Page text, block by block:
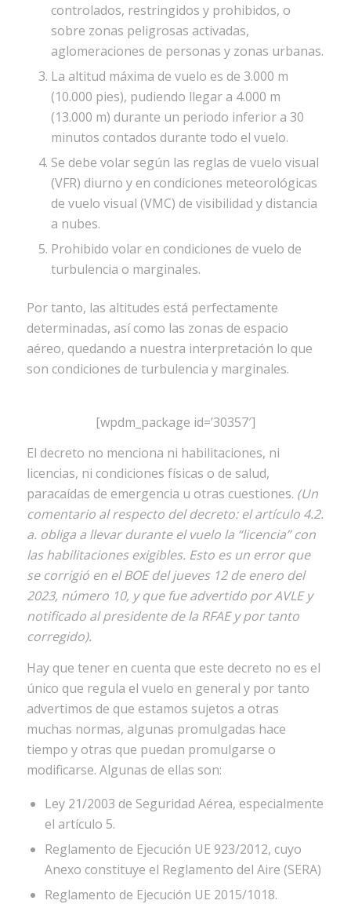
controlados, restringidos y prohibidos, o
sobre zonas peligrosas activadas,
aglomeraciones de personas y zonas urbanas.
La altitud máxima de vuelo es de 3.000 m
(10.000 pies), pudiendo llegar a 4.000 m
(13.000 m) durante un periodo inferior a 30
minutos contados durante todo el vuelo.
Se debe volar según las reglas de vuelo visual
(VFR) diurno y en condiciones meteorológicas
de vuelo visual (VMC) de visibilidad y distancia
a nubes.
Prohibido volar en condiciones de vuelo de
turbulencia o marginales.
Por tanto, las altitudes está perfectamente
determinadas, así como las zonas de espacio
aéreo, quedando a nuestra interpretación lo que
son condiciones de turbulencia y marginales.
[wpdm_package id=’30357′]
El decreto no menciona ni habilitaciones, ni
licencias, ni condiciones físicas o de salud,
paracaídas de emergencia u otras cuestiones. (Un
comentario al respecto del decreto: el artículo 4.2.
a. obliga a llevar durante el vuelo la “licencia” con
las habilitaciones exigibles. Esto es un error que
se corrigió en el BOE del jueves 12 de enero del
2023, número 10, y que fue advertido por AVLE y
notificado al presidente de la RFAE y por tanto
corregido).
Hay que tener en cuenta que este decreto no es el
único que regula el vuelo en general y por tanto
advertimos de que estamos sujetos a otras
muchas normas, algunas promulgadas hace
tiempo y otras que puedan promulgarse o
modificarse. Algunas de ellas son:
Ley 21/2003 de Seguridad Aérea, especialmente
el artículo 5.
Reglamento de Ejecución UE 923/2012, cuyo
Anexo constituye el Reglamento del Aire (SERA)
Reglamento de Ejecución UE 2015/1018.